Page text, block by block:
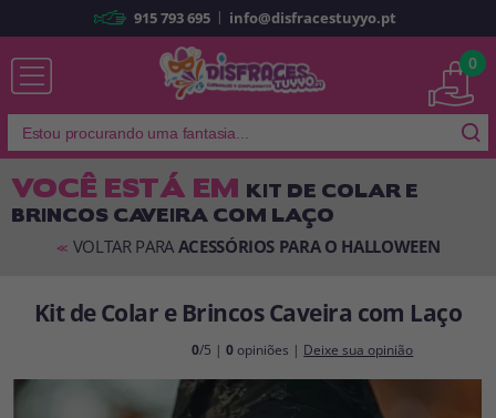
Já sou cliente
Lembrar-me Esqueceu sua senha?
É a minha primeira vez
Sou novo
915 793 695 | info@disfracestuyyo.pt
0
VOCÊ ESTÁ EM KIT DE COLAR E
BRINCOS CAVEIRA COM LAÇO
<< VOLTAR PARA ACESSÓRIOS PARA O HALLOWEEN
Kit de Colar e Brincos Caveira com Laço
0/5 |0 opiniões | Deixe sua opinião